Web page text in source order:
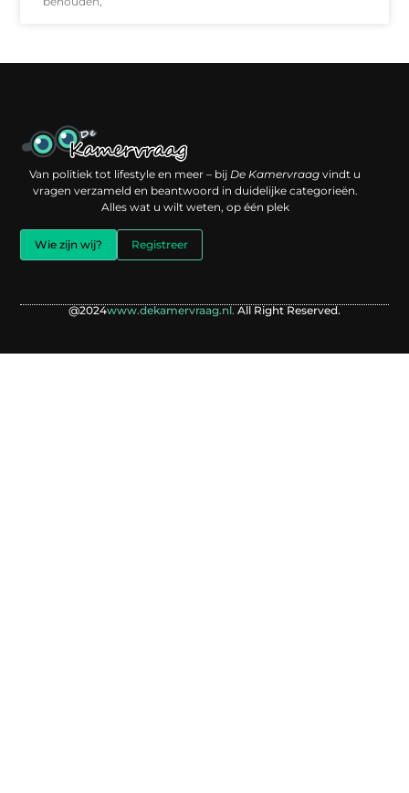
Van politiek tot lifestyle en meer – bijDe Kamervraag vindt u
vragen verzameld en beantwoord in duidelijke categorieën.
Alles wat u wilt weten, op één plek
Wie zijn wij? Registreer
@2024www.dekamervraag.nl. All Right Reserved.